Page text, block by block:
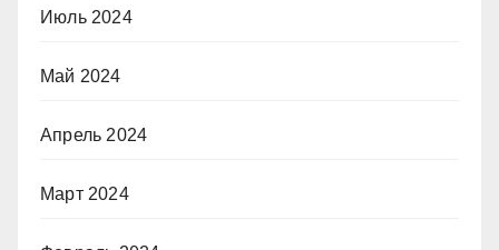
Июль 2024
Май 2024
Апрель 2024
Март 2024